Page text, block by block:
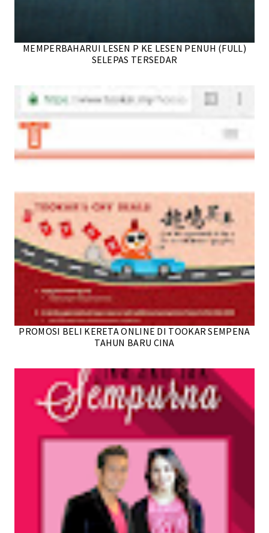
MEMPERBAHARUI LESEN P KE LESEN PENUH (FULL)
SELEPAS TERSEDAR
PROMOSI BELI KERETA ONLINE DI TOOKAR SEMPENA
TAHUN BARU CINA